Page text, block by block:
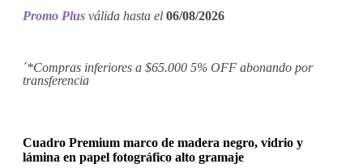
Promo Plus válida hasta el 06/08/2026
´*Compras inferiores a $65.000 5% OFF abonando por
transferencia
Cuadro Premium marco de madera negro, vidrio y
lámina en papel fotográfico alto gramaje